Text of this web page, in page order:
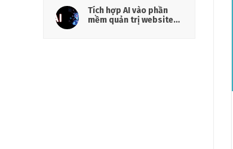
Tích hợp AI vào phần
mềm quản trị website